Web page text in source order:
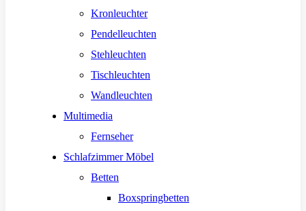
Kronleuchter
Pendelleuchten
Stehleuchten
Tischleuchten
Wandleuchten
Multimedia
Fernseher
Schlafzimmer Möbel
Betten
Boxspringbetten